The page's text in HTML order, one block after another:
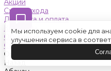
Акции
Схемы ухода
Доставка и оплата
Контакты
Обучение
Салон красоты
Оренбург
Назад
Мы используем cookie для
улучшения сервиса в